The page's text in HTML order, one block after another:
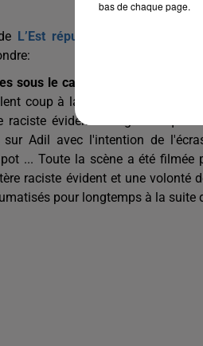
L’Est républicain
sous le capot aujourd’hui !
coup à la poitrine, porté par
raciste évident a dégénérè
Adil avec l'intention de
... Toute la scène a été
raciste évident et une volonté
pour longtemps à la
bas de chaque page.